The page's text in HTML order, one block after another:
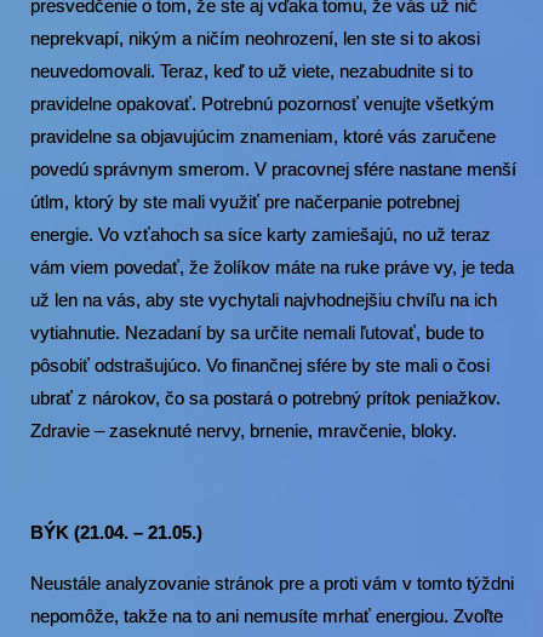
presvedčenie o tom, že ste aj vďaka tomu, že vás už nič
neprekvapí, nikým a ničím neohrození, len ste si to akosi
neuvedomovali. Teraz, keď to už viete, nezabudnite si to
pravidelne opakovať. Potrebnú pozornosť venujte všetkým
pravidelne sa objavujúcim znameniam, ktoré vás zaručene
povedú správnym smerom. V pracovnej sfére nastane menší
útlm, ktorý by ste mali využiť pre načerpanie potrebnej
energie. Vo vzťahoch sa síce karty zamiešajú, no už teraz
vám viem povedať, že žolíkov máte na ruke práve vy, je teda
už len na vás, aby ste vychytali najvhodnejšiu chvíľu na ich
vytiahnutie. Nezadaní by sa určite nemali ľutovať, bude to
pôsobiť odstrašujúco. Vo finančnej sfére by ste mali o čosi
ubrať z nárokov, čo sa postará o potrebný prítok peniažkov.
Zdravie – zaseknuté nervy, brnenie, mravčenie, bloky.
BÝK (21.04. – 21.05.)
Neustále analyzovanie stránok pre a proti vám v tomto týždni
nepomôže, takže na to ani nemusíte mrhať energiou. Zvoľte